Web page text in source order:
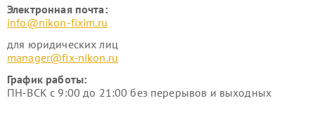
Электронная почта:
info@nikon-fixim.ru
для юридических лиц
manager@fix-nikon.ru
График работы:
ПН-ВСК с 9:00 до 21:00 без перерывов и выходных